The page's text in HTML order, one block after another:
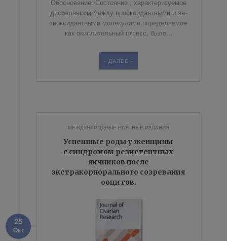
Обос­но­ва­ние: Со­сто­я­ние , ха­рак­те­ри­зу­е­мое
дис­ба­лан­сом меж­ду про­ок­си­дант­ны­ми и ан­
ти­ок­си­дант­ны­ми мо­ле­ку­ла­ми,опре­де­ля­е­мое
как окис­ли­тель­ный стресс, было...
- ДАЛЕЕ -
МЕЖДУНАРОДНЫЕ НАУЧНЫЕ ИЗДАНИЯ
Успешные роды у женщины
с синдромом резистентных
яичников после
экстракорпорального созревания
ооцитов.
25
Окт